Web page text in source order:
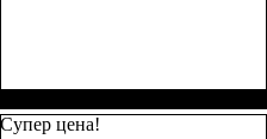
55х36х20
Супер цена!